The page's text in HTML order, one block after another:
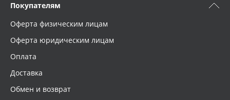
Покупателям
Оферта физическим лицам
Оферта юридическим лицам
Оплата
Доставка
Обмен и возврат